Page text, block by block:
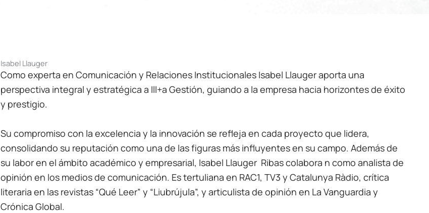
Isabel Llauger
Como experta en Comunicación y Relaciones Institucionales Isabel Llauger aporta una
perspectiva integral y estratégica a Ill+a Gestión, guiando a la empresa hacia horizontes de éxito
y prestigio.
Su compromiso con la excelencia y la innovación se refleja en cada proyecto que lidera,
consolidando su reputación como una de las figuras más influyentes en su campo. Además de
su labor en el ámbito académico y empresarial, Isabel Llauger Ribas colabora n como analista de
opinión en los medios de comunicación. Es tertuliana en RAC1, TV3 y Catalunya Ràdio, crítica
literaria en las revistas “Qué Leer” y “Liubrújula”, y articulista de opinión en La Vanguardia y
Crónica Global.